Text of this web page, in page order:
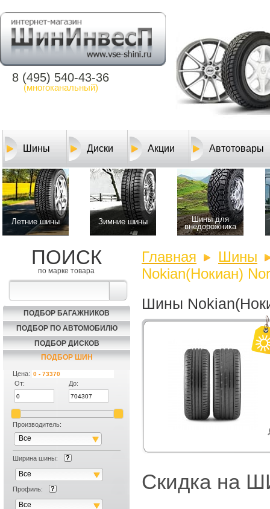
8 (495) 540-43-36
(многоканальный)
Шины Диски Акции Автотовары
Летние шины Зимние шины
Шины для
внедорожника
ПОИСК
по марке товара
ПОДБОР БАГАЖНИКОВ
ПОДБОР ПО АВТОМОБИЛЮ
ПОДБОР ДИСКОВ
ПОДБОР ШИН
Цена:
От:
До:
Производитель:
Все
Ширина шины:
Все
Профиль:
Все
Главная
Шины
Nokian(Нокиан)
Шины
Скидка на